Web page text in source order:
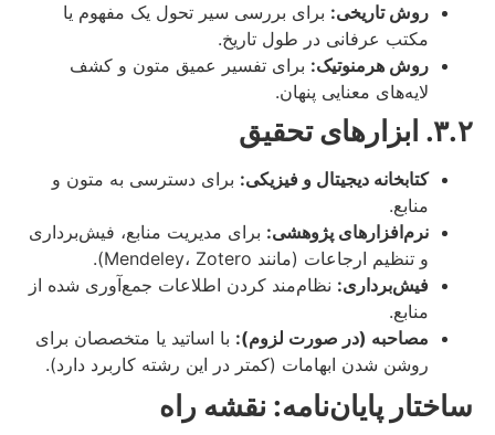
روش تاریخی: برای بررسی سیر تحول یک مفهوم یا
مکتب عرفانی در طول تاریخ.
روش هرمنوتیک: برای تفسیر عمیق متون و کشف
لایه‌های معنایی پنهان.
۳.۲. ابزارهای تحقیق
کتابخانه دیجیتال و فیزیکی: برای دسترسی به متون و
منابع.
نرم‌افزارهای پژوهشی: برای مدیریت منابع، فیش‌برداری
و تنظیم ارجاعات (مانند Mendeley، Zotero).
فیش‌برداری: نظام‌مند کردن اطلاعات جمع‌آوری شده از
منابع.
مصاحبه (در صورت لزوم): با اساتید یا متخصصان برای
روشن شدن ابهامات (کمتر در این رشته کاربرد دارد).
ساختار پایان‌نامه: نقشه راه